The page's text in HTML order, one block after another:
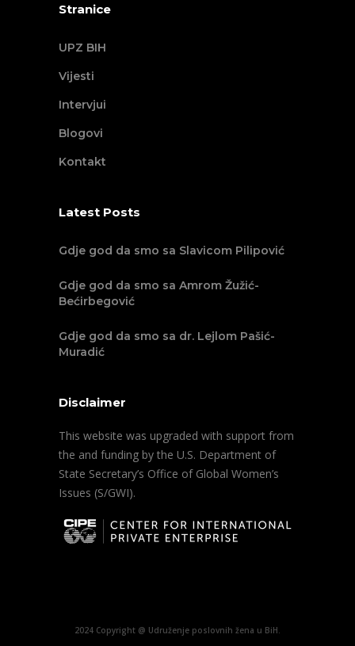
Stranice
UPZ BIH
Vijesti
Intervjui
Blogovi
Kontakt
Latest Posts
Gdje god da smo sa Slavicom Pilipović
Gdje god da smo sa Amrom Žužić-
Bećirbegović
Gdje god da smo sa dr. Lejlom Pašić-
Muradić
Disclaimer
This website was upgraded with support from
the and funding by the U.S. Department of
State Secretary’s Office of Global Women’s
Issues (S/GWI).
2024 Copyright @ Udruženje poslovnih žena u BiH.